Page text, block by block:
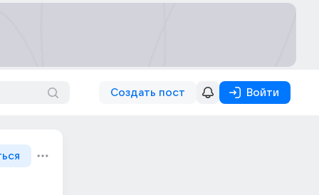
Создать пост Войти